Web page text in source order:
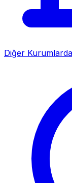
Diğer